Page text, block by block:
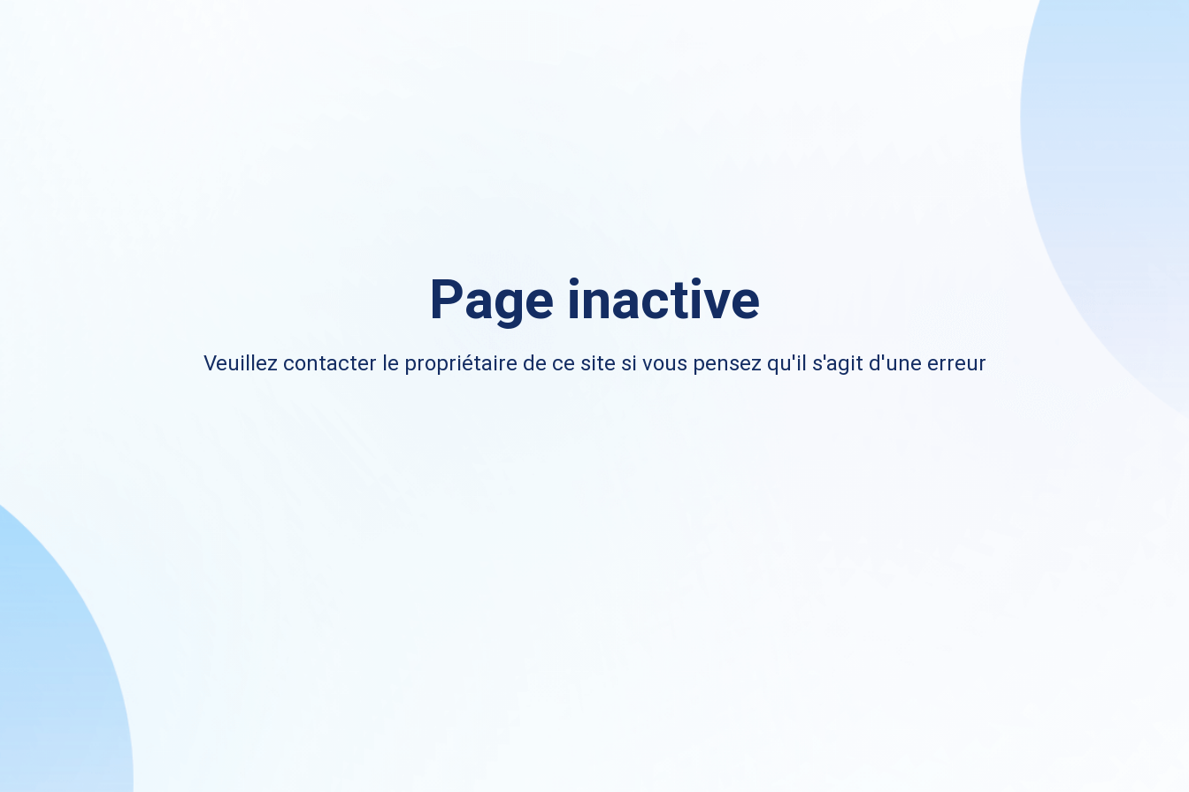
Page inactive
Veuillez contacter le propriétaire de ce site si vous pensez qu'il s'agit d'une erreur